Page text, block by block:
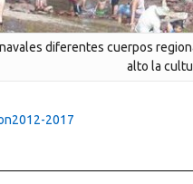
diferentes cuerpos
alto la
2017